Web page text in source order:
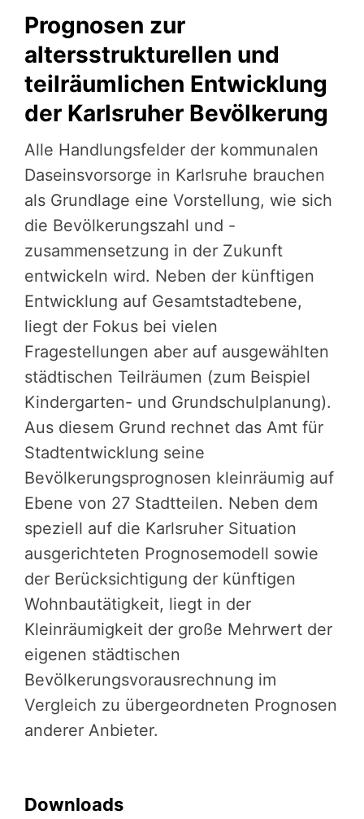
Prognosen zur
altersstrukturellen und
teilräumlichen Entwicklung
der Karlsruher Bevölkerung
Alle Handlungsfelder der kommunalen
Daseinsvorsorge in Karlsruhe brauchen
als Grundlage eine Vorstellung, wie sich
die Bevölkerungszahl und -
zusammensetzung in der Zukunft
entwickeln wird. Neben der künftigen
Entwicklung auf Gesamtstadtebene,
liegt der Fokus bei vielen
Fragestellungen aber auf ausgewählten
städtischen Teilräumen (zum Beispiel
Kindergarten- und Grundschulplanung).
Aus diesem Grund rechnet das Amt für
Stadtentwicklung seine
Bevölkerungsprognosen kleinräumig auf
Ebene von 27 Stadtteilen. Neben dem
speziell auf die Karlsruher Situation
ausgerichteten Prognosemodell sowie
der Berücksichtigung der künftigen
Wohnbautätigkeit, liegt in der
Kleinräumigkeit der große Mehrwert der
eigenen städtischen
Bevölkerungsvorausrechnung im
Vergleich zu übergeordneten Prognosen
anderer Anbieter.
Downloads